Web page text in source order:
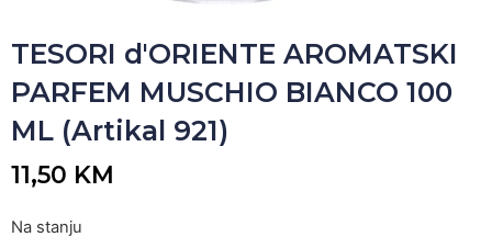
TESORI d'ORIENTE AROMATSKI
PARFEM MUSCHIO BIANCO 100
ML (Artikal 921)
11,50 KM
Na stanju